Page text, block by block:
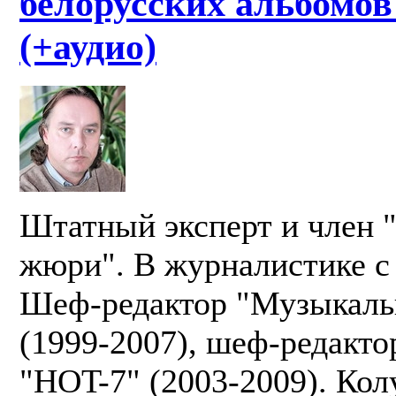
(+аудио)
Штатный эксперт и член
жюри". В журналистике с
Шеф-редактор
(1999-2007), шеф-
"HOT-7" (2003-2009).